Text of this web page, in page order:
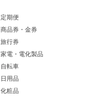
定期便
商品券・金券
旅行券
家電・電化製品
自転車
日用品
化粧品